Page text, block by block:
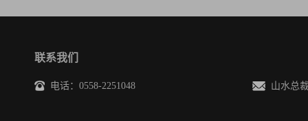
联系我们
电话：0558-2251048 山水总裁